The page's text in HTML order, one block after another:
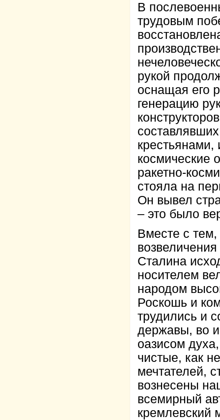
В
трудовым
рукой
оснащая его
генерацию
космические
ракетно-
стояла на
Он вывел
– это было
Вместе с тем,
Сталина
носителем
народом
Роскошь и
трудились и
державы, во
оазисом
чистые, как
мечтателей,
вознесены
всемирный
кремлевский